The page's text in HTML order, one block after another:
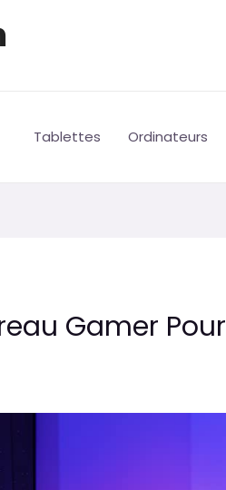
Tablettes Ordinateurs
Gamer Pour